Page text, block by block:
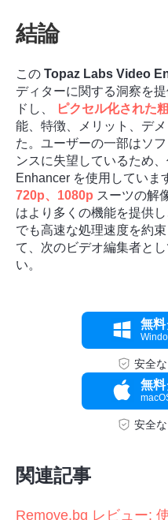
結論
この Topaz Labs Video
ディターに関する洞察を
ドし、
ピクセル化された
能、特徴、メリット、デ
た。ユーザーの一部はソ
ンスに失望しているため
Enhancer を使用していま
720p、1080p スーツの解
はより多くの機能を提供
でも高速な処理速度を約
て、次のビデオ編集者と
い。
無料
安全
無料
安全
関連記事
Remove.bg レビュー: